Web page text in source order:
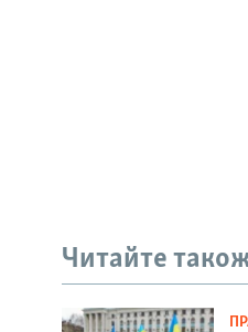
Читайте